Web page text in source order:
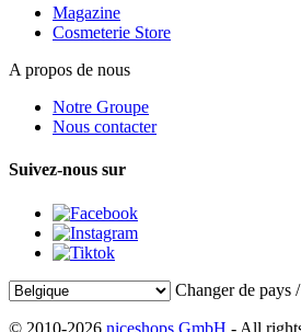
Magazine
Cosmeterie Store
A propos de nous
Notre Groupe
Nous contacter
Suivez-nous sur
Changer de pays
© 2010-2026 niceshops GmbH - All